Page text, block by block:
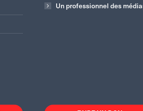
Un professionnel des